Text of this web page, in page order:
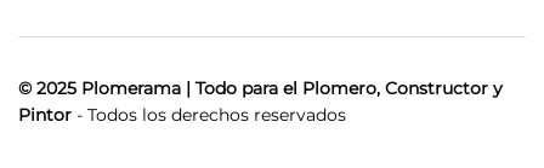
© 2025 Plomerama | Todo para el Plomero, Constructor y
Pintor - Todos los derechos reservados